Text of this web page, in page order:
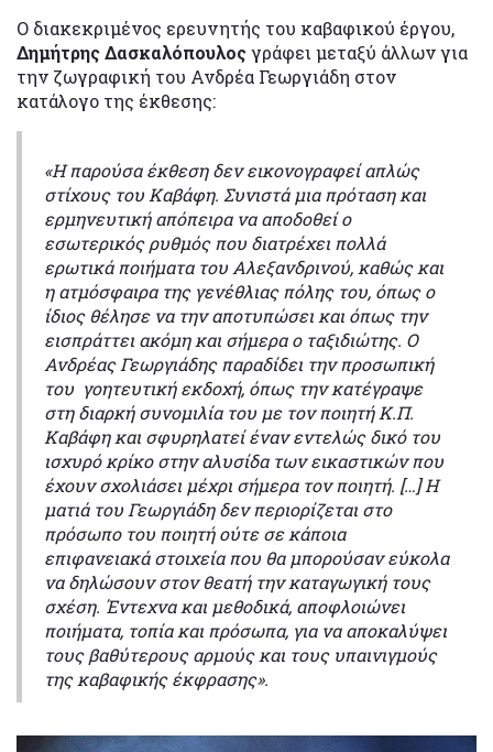
Ο διακεκριμένος ερευνητής του καβαφικού έργου,
Δημήτρης Δασκαλόπουλοςγράφει μεταξύ άλλων για
την ζωγραφική του Ανδρέα Γεωργιάδη στον
κατάλογο της έκθεσης:
«Η παρούσα έκθεση δεν εικονογραφεί απλώς
στίχους του Καβάφη. Συνιστά μια πρόταση και
ερμηνευτική απόπειρα να αποδοθεί ο
εσωτερικός ρυθμός που διατρέχει πολλά
ερωτικά ποιήματα του Αλεξανδρινού, καθώς και
η ατμόσφαιρα της γενέθλιας πόλης του, όπως ο
ίδιος θέλησε να την αποτυπώσει και όπως την
εισπράττει ακόμη και σήμερα ο ταξιδιώτης. Ο
Ανδρέας Γεωργιάδης παραδίδει την προσωπική
του γοητευτική εκδοχή, όπως την κατέγραψε
στη διαρκή συνομιλία του με τον ποιητή Κ.Π.
Καβάφη και σφυρηλατεί έναν εντελώς δικό του
ισχυρό κρίκο στην αλυσίδα των εικαστικών που
έχουν σχολιάσει μέχρι σήμερα τον ποιητή. […] Η
ματιά του Γεωργιάδη δεν περιορίζεται στο
πρόσωπο του ποιητή ούτε σε κάποια
επιφανειακά στοιχεία που θα μπορούσαν εύκολα
να δηλώσουν στον θεατή την καταγωγική τους
σχέση. Έντεχνα και μεθοδικά, αποφλοιώνει
ποιήματα, τοπία και πρόσωπα, για να αποκαλύψει
τους βαθύτερους αρμούς και τους υπαινιγμούς
της καβαφικής έκφρασης».